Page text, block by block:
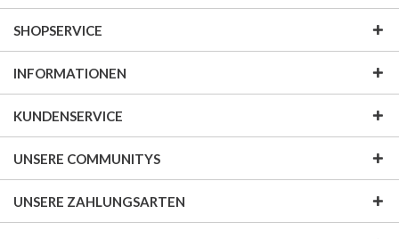
SHOPSERVICE
INFORMATIONEN
KUNDENSERVICE
UNSERE COMMUNITYS
UNSERE ZAHLUNGSARTEN